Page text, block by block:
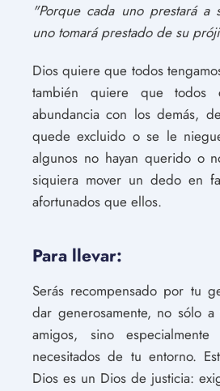
"Porque cada uno prestará a
uno tomará prestado de su
Dios quiere que todos
también quiere que todos
abundancia con los demás,
quede excluido o se le
algunos no hayan querido o
siquiera mover un dedo en
afortunados que ellos.
Para llevar:
Serás recompensado por tu
dar generosamente, no sólo
amigos, sino
necesitados de tu entorno.
Dios es un Dios de justicia: